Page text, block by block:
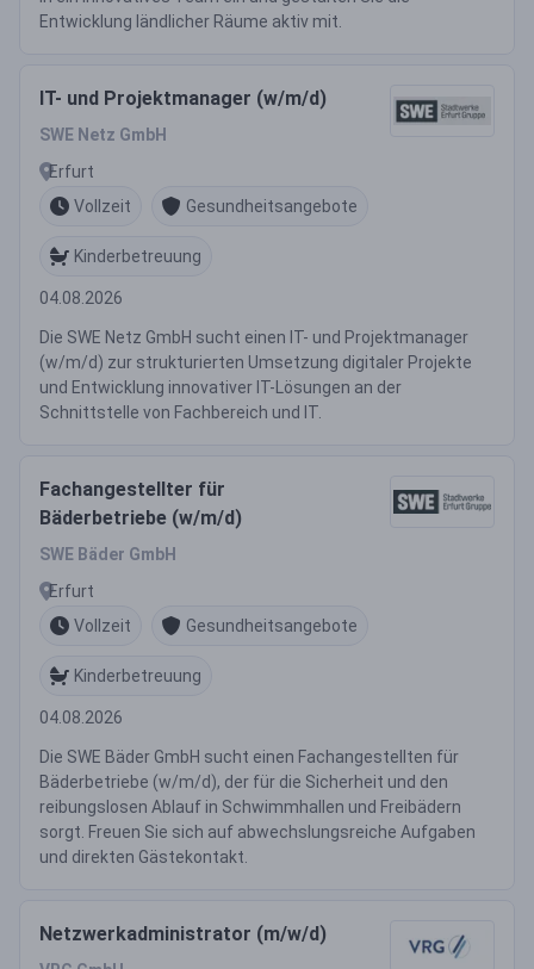
Entwicklung ländlicher Räume aktiv mit.
IT- und Projektmanager (w/m/d)
SWE Netz GmbH
Erfurt
Vollzeit
Gesundheitsangebote
Kinderbetreuung
04.08.2026
Die SWE Netz GmbH sucht einen IT- und Projektmanager
(w/m/d) zur strukturierten Umsetzung digitaler Projekte
und Entwicklung innovativer IT-Lösungen an der
Schnittstelle von Fachbereich und IT.
Fachangestellter für
Bäderbetriebe (w/m/d)
SWE Bäder GmbH
Erfurt
Vollzeit
Gesundheitsangebote
Kinderbetreuung
04.08.2026
Die SWE Bäder GmbH sucht einen Fachangestellten für
Bäderbetriebe (w/m/d), der für die Sicherheit und den
reibungslosen Ablauf in Schwimmhallen und Freibädern
sorgt. Freuen Sie sich auf abwechslungsreiche Aufgaben
und direkten Gästekontakt.
Netzwerkadministrator (m/w/d)